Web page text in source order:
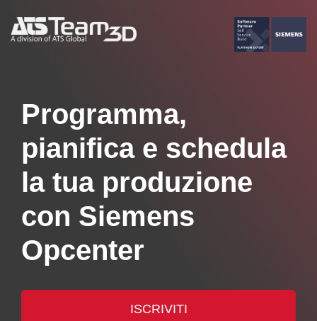
Programma,
pianifica e schedula
la tua produzione
con Siemens
Opcenter
ISCRIVITI